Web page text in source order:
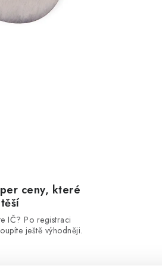
ceny, které
IČ? Po registraci
ještě výhodněji.